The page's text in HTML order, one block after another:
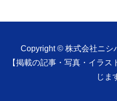
Copyright © 株式会社ニシ
【掲載の記事・写真・イラ
じま